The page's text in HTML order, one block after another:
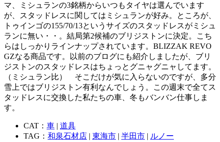
マ、ミシュランの3銘柄からいつもタイヤは選んでいます
が、スタッドレスに関してはミシュランが好み。ところが、
トゥインゴの155/70/13というサイズのスタッドレスがミシュ
ランに無い・・。結局第2候補のブリジストンに決定。こち
らはしっかりラインナップされています。BLIZZAK REVO
GZなる商品です。以前のブログにも紹介しましたが、ブリ
ジストンのスタッドレスはちょっとグニャグニャしてます。
（ミシュラン比） そこだけが気に入らないのですが、多分
雪上ではブリジストン有利なんでしょう。この週末で全てス
タッドレスに交換した私たちの車、冬もバンバン仕事しま
す。
CAT： 車 | 道具
TAG： 和泉石材店 | 東海市 | 半田市 | ルノー